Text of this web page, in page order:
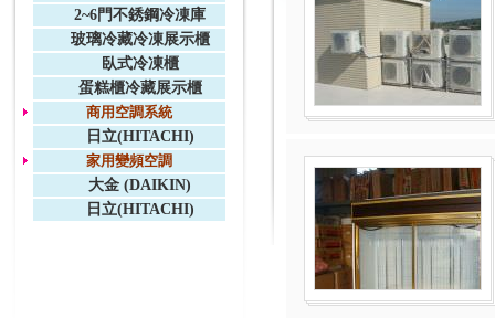
2~6門不銹鋼冷凍庫
玻璃冷藏冷凍展示櫃
臥式冷凍櫃
蛋糕櫃冷藏展示櫃
商用空調系統
日立(HITACHI)
家用變頻空調
大金 (DAIKIN)
日立(HITACHI)